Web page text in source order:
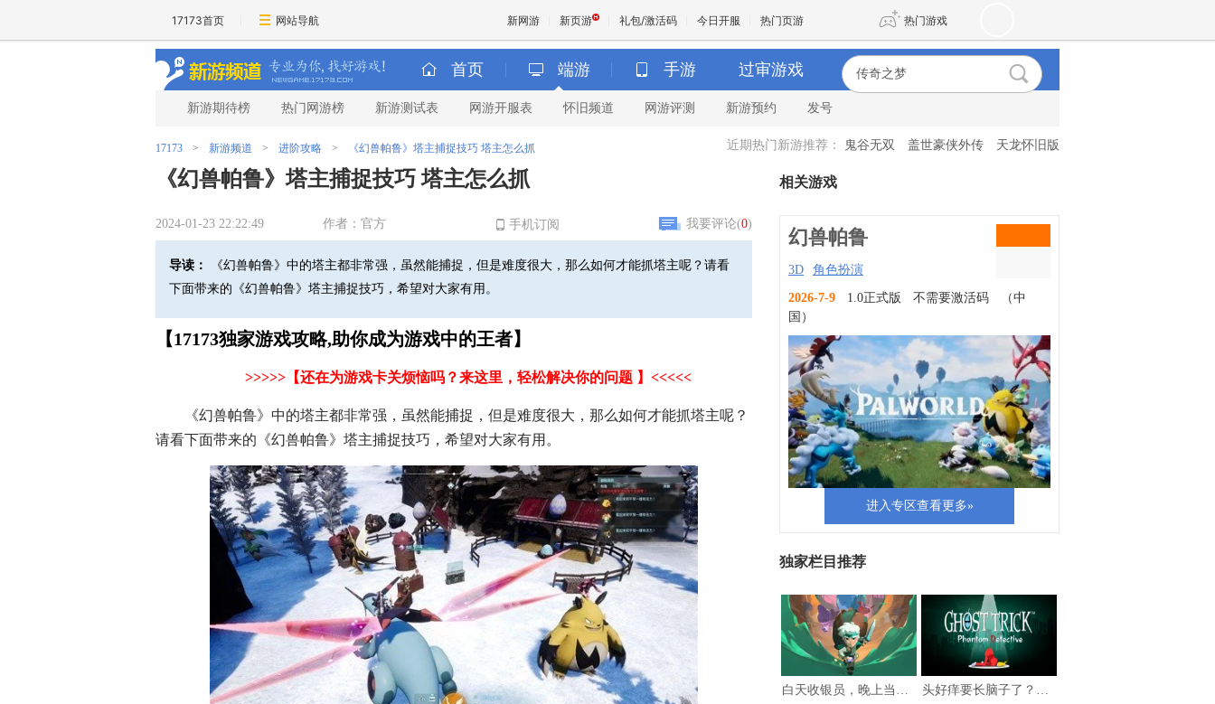
17173首页 网站导航 新网游 新页游 礼包/激活码 今日开服 热门页游 热门游戏
首页 端游 手游 过审游戏
新游期待榜 热门网游榜 新游测试表 网游开服表 怀旧频道 网游评测 新游预约 发号
近期热门新游推荐： 鬼谷无双 盖世豪侠外传 天龙怀旧版
17173 > 新游频道 > 进阶攻略 > 《幻兽帕鲁》塔主捕捉技巧 塔主怎么抓
《幻兽帕鲁》塔主捕捉技巧 塔主怎么抓
2024-01-23 22:22:49 作者：官方 手机订阅 我要评论(0)
导读：
《幻兽帕鲁》中的塔主都非常强，虽然能捕捉，但是难度很大，那么如何才能抓塔主呢？请看
下面带来的《幻兽帕鲁》塔主捕捉技巧，希望对大家有用。
【17173独家游戏攻略,助你成为游戏中的王者】
>>>>>【还在为游戏卡关烦恼吗？来这里，轻松解决你的问题 】<<<<<
《幻兽帕鲁》中的塔主都非常强，虽然能捕捉，但是难度很大，那么如何才能抓塔主呢？
请看下面带来的《幻兽帕鲁》塔主捕捉技巧，希望对大家有用。
相关游戏
幻兽帕鲁
3D 角色扮演
2026-7-9 1.0正式版 不需要激活码
（中
国）
进入专区查看更多»
独家栏目推荐
白天收银员，晚上当勇者，《夜勤人2：无尽… 头好痒要长脑子了？盘点5款一玩就停不下的…